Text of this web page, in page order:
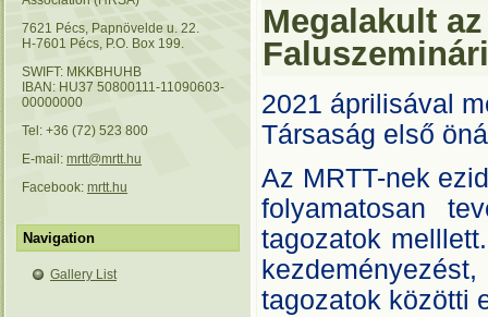
7621 Pécs, Papnövelde u. 22.
H-7601 Pécs, P.O. Box 199.
SWIFT: MKKBHUHB
IBAN: HU37 50800111-11090603-
00000000
Tel: +36 (72) 523 800
E-mail: mrtt@mrtt.hu
Facebook: mrtt.hu
Navigation
Gallery List
Megalakult
2021 áprilisával
Társaság első
Az MRTT-nek
folyamatosan
tagozatok
tagozatok közötti